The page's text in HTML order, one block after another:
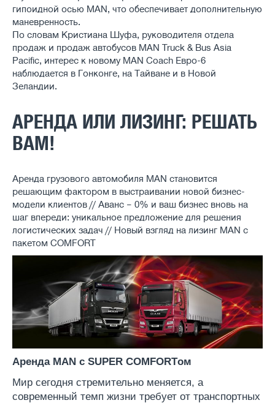
гипоидной осью MAN, что обеспечивает дополнительную
маневренность.
По словам Кристиана Шуфа, руководителя отдела
продаж и продаж автобусов MAN Truck & Bus Asia
Pacific, интерес к новому MAN Coach Евро-6
наблюдается в Гонконге, на Тайване и в Новой
Зеландии.
АРЕНДА ИЛИ ЛИЗИНГ: РЕШАТЬ
ВАМ!
Аренда грузового автомобиля MAN становится
решающим фактором в выстраивании новой бизнес-
модели клиентов // Аванс – 0% и ваш бизнес вновь на
шаг впереди: уникальное предложение для решения
логистических задач // Новый взгляд на лизинг MAN с
пакетом COMFORT
Аренда MAN c SUPER COMFORTом
Мир сегодня стремительно меняется, а
современный темп жизни требует от транспортных